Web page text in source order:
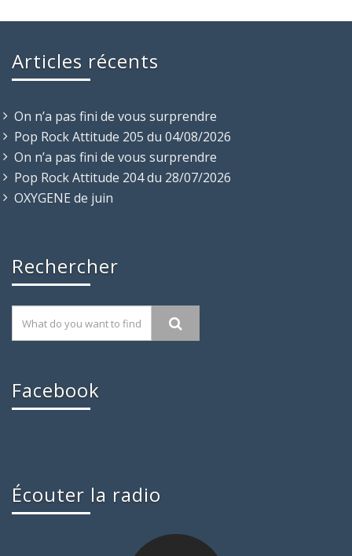
Articles récents
On n’a pas fini de vous surprendre
Pop Rock Attitude 205 du 04/08/2026
On n’a pas fini de vous surprendre
Pop Rock Attitude 204 du 28/07/2026
OXYGENE de juin
Rechercher
Facebook
Écouter la radio